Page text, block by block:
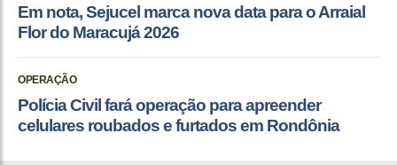
Em nota, Sejucel marca nova data para o Arraial
Flor do Maracujá 2026
OPERAÇÃO
Polícia Civil fará operação para apreender
celulares roubados e furtados em Rondônia